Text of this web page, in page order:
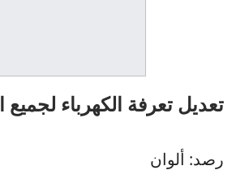
تعديل تعرفة الكهرباء
رصد: ألوان